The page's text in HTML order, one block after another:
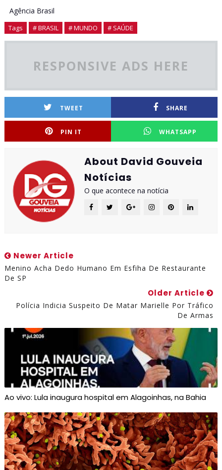
Agência Brasil
Tags # BRASIL # MUNDO # SAÚDE
RESPONSIVE ADS HERE
TWEET SHARE
PIN IT WHATSAPP
About David Gouveia
Notícias
O que acontece na notícia
Newer Article
Menino Acha Dedo Humano Em Esfiha De Restaurante
De SP
Older Article
Polícia Indicia Suspeito De Matar Marielle Por Tráfico
De Armas
Ao vivo: Lula inaugura hospital em Alagoinhas, na Bahia